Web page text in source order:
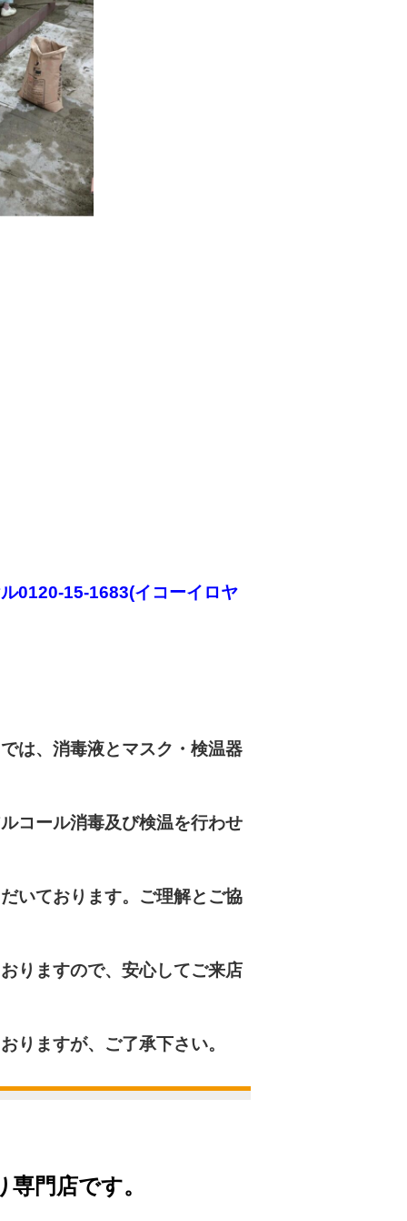
0120-15-1683(イコーイロヤ
は、消毒液とマスク・検温器
コール消毒及び検温を行わせ
いております。ご理解とご協
りますので、安心してご来店
ますが、ご了承下さい。
門店です。